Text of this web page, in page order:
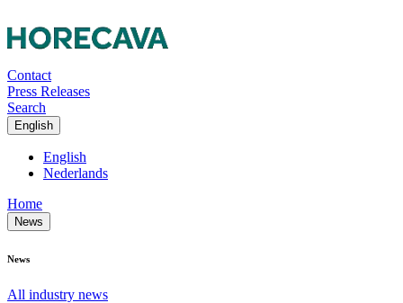
Contact
Press Releases
Search
English
English
Nederlands
Home
News
News
All industry news